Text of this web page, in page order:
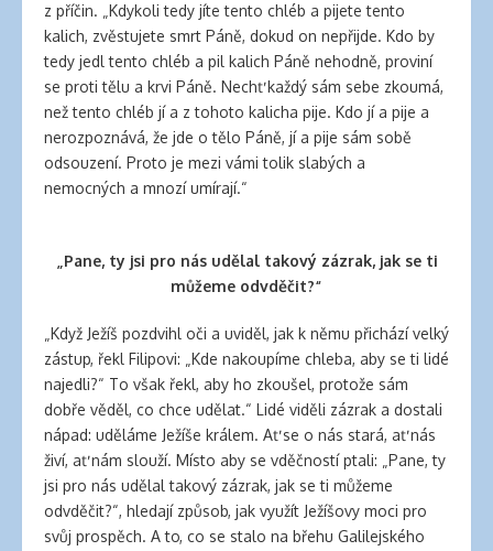
z příčin. „Kdykoli tedy jíte tento chléb a pijete tento
kalich, zvěstujete smrt Páně, dokud on nepřijde. Kdo by
tedy jedl tento chléb a pil kalich Páně nehodně, proviní
se proti tělu a krvi Páně. Nechť každý sám sebe zkoumá,
než tento chléb jí a z tohoto kalicha pije. Kdo jí a pije a
nerozpoznává, že jde o tělo Páně, jí a pije sám sobě
odsouzení. Proto je mezi vámi tolik slabých a
nemocných a mnozí umírají.“
„Pane, ty jsi pro nás udělal takový zázrak, jak se ti
můžeme odvděčit?“
„Když Ježíš pozdvihl oči a uviděl, jak k němu přichází velký
zástup, řekl Filipovi: „Kde nakoupíme chleba, aby se ti lidé
najedli?“ To však řekl, aby ho zkoušel, protože sám
dobře věděl, co chce udělat.“ Lidé viděli zázrak a dostali
nápad: uděláme Ježíše králem. Ať se o nás stará, ať nás
živí, ať nám slouží. Místo aby se vděčností ptali: „Pane, ty
jsi pro nás udělal takový zázrak, jak se ti můžeme
odvděčit?“, hledají způsob, jak využít Ježíšovy moci pro
svůj prospěch. A to, co se stalo na břehu Galilejského